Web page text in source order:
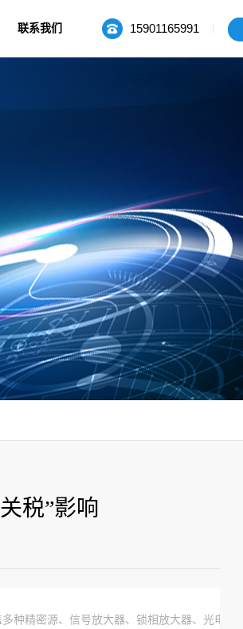
联系我们 15901165991
税”影响
种精密源、信号放大器、锁相放大器、光电探测